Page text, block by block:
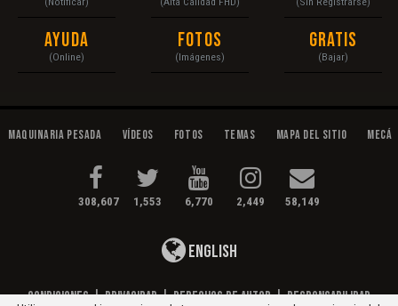
Ayuda
(Online)
Fotos
(Imágenes)
Gratis
(Bajar)
Maquinaria Pesada Vídeos Fotos Temas Mapa del Sitio
308,607 1,553 6,770 2,449 58,149
English
Condiciones|Privacidad|Derechos de Autor|Responsabilidad